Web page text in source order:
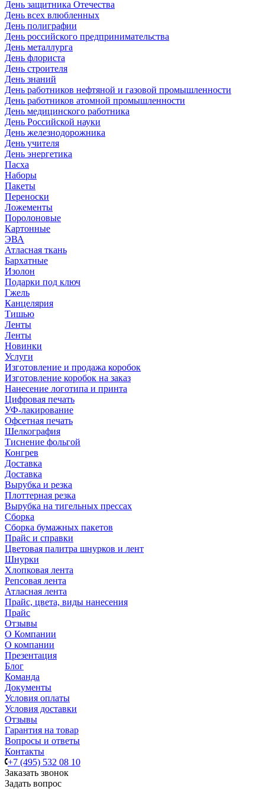
День защитника Отечества
День всех влюбленных
День полиграфии
День российского предпринимательства
День металлурга
День флориста
День строителя
День знаний
День работников нефтяной и газовой промышленности
День работников атомной промышленности
День медицинского работника
День Российской науки
День железнодорожника
День учителя
День энергетика
Пасха
Наборы
Пакеты
Переноски
Ложементы
Поролоновые
Картонные
ЭВА
Атласная ткань
Бархатные
Изолон
Подарки под ключ
Гжель
Канцелярия
Тишью
Ленты
Ленты
Новинки
Услуги
Изготовление и продажа коробок
Изготовление коробок на заказ
Нанесение логотипа и принта
Цифровая печать
УФ-лакирование
Офсетная печать
Шелкография
Тиснение фольгой
Конгрев
Доставка
Доставка
Вырубка и резка
Плоттерная резка
Вырубка на тигельных прессах
Сборка
Сборка бумажных пакетов
Прайс и справки
Цветовая палитра шнурков и лент
Шнурки
Хлопковая лента
Репсовая лента
Атласная лента
Прайс, цвета, виды нанесения
Прайс
Отзывы
О Компании
О компании
Презентация
Блог
Команда
Документы
Условия оплаты
Условия доставки
Отзывы
Гарантия на товар
Вопросы и ответы
Контакты
+7 (495) 532 08 10
Заказать звонок
Задать вопрос